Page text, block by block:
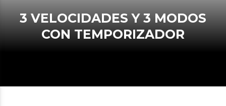
3 VELOCIDADES Y 3 MODOS
CON TEMPORIZADOR